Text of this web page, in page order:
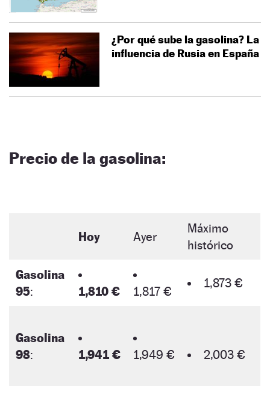
¿Por qué sube la gasolina? La
influencia de Rusia en España
Precio de la gasolina:
Hoy Ayer
Máximo
histórico
Gasolina
95: 1,810 € 1,817 €
1,873 €
Gasolina
98: 1,941 € 1,949 € 2,003 €